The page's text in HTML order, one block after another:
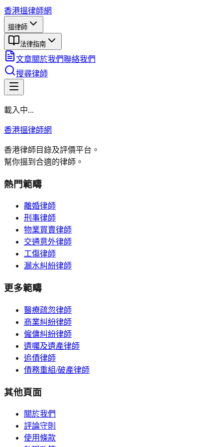
香港搵律師網
搵律師
法律指南
文章關於我們聯絡我們
搜尋律師
載入中...
香港搵律師網
香港律師目錄及評價平台。
幫你搵到合適的律師。
熱門範疇
離婚律師
刑事律師
物業買賣律師
交通意外律師
工傷律師
漏水糾紛律師
更多範疇
醫療疏忽律師
商業糾紛律師
僱傭糾紛律師
遺囑及遺產律師
追債律師
債務重組/破產律師
其他頁面
關於我們
評論守則
使用條款